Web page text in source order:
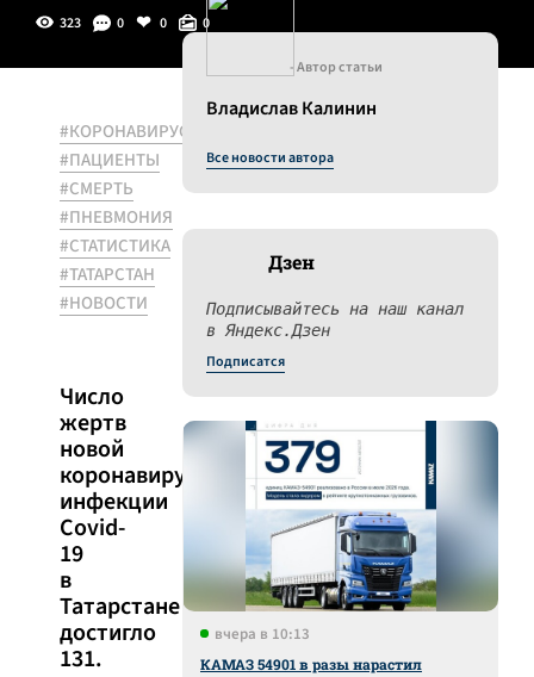
323 0 0 0
#КОРОНАВИРУС
#ПАЦИЕНТЫ
#СМЕРТЬ
#ПНЕВМОНИЯ
#СТАТИСТИКА
#ТАТАРСТАН
#НОВОСТИ
Число
жертв
новой
коронавирусной
инфекции
Covid-
19
в
Татарстане
достигло
131.
- Автор статьи
Владислав Калинин
Все новости автора
Дзен
Подписывайтесь на наш канал
в Яндекс.Дзен
Подписатся
вчера в 10:13
КАМАЗ 54901 в разы нарастил